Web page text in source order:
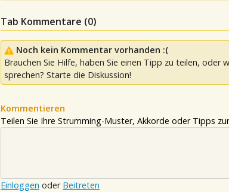
Tab Kommentare (0)
Noch kein Kommentar vorhanden :(
Brauchen Sie Hilfe, haben Sie einen Tipp zu teilen, oder
sprechen? Starte die Diskussion!
Kommentieren
Teilen Sie Ihre Strumming-Muster, Akkorde oder Tipps
Einloggen oder Beitreten